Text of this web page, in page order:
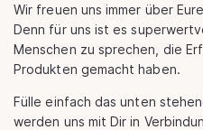
Wir freuen uns immer über
Denn für uns ist es
Menschen zu sprechen, die
Produkten gemacht haben.
Fülle einfach das unten
werden uns mit Dir in